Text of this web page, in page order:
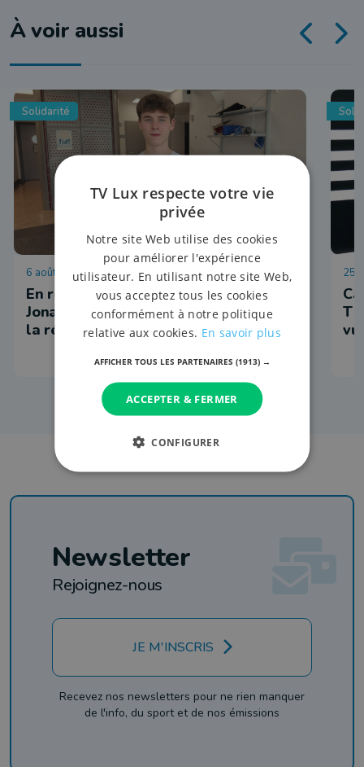
À voir aussi
Solidarité
6 août 2026 à 09:13
En route pour l'Asie, le Chestrolais
Jonas Etienne s'engage pour l'accès à
la rééducation
25
Newsletter
Rejoignez-nous
JE M'INSCRIS
Recevez nos newsletters pour ne rien manquer
de l'info, du sport et de nos émissions
TV Lux respecte votre vie
privée
Notre site Web utilise des cookies
pour améliorer l'expérience
utilisateur. En utilisant notre site Web,
vous acceptez tous les cookies
conformément à notre politique
relative aux cookies. En savoir plus
AFFICHER TOUS LES PARTENAIRES (1913) →
ACCEPTER & FERMER
CONFIGURER